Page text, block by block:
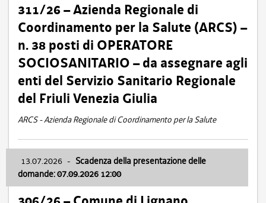
311/26 – Azienda Regionale di
Coordinamento per la Salute (ARCS) –
n. 38 posti di OPERATORE
SOCIOSANITARIO – da assegnare agli
enti del Servizio Sanitario Regionale
del Friuli Venezia Giulia
ARCS - Azienda Regionale di Coordinamento per la Salute
13.07.2026 - Scadenza della presentazione delle
domande: 07.09.2026 12:00